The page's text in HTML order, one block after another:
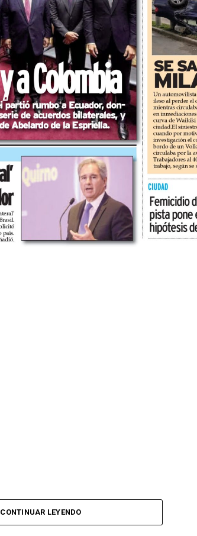
CONTINUAR LEYENDO